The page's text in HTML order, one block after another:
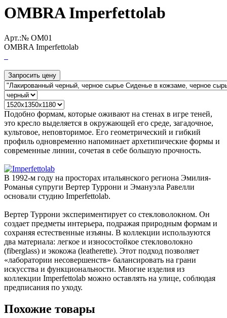
OMBRA Imperfettolab
Арт.:№ OM01
OMBRA Imperfettolab
Запросить цену
Подобно формам, которые оживают на стенах в игре теней,
это кресло выделяется в окружающей его среде, загадочное,
культовое, неповторимое. Его геометрический и гибкий
профиль одновременно напоминает архетипические формы и
современные линии, сочетая в себе большую прочность.
В 1992-м году на просторах итальянского региона Эмилия-
Романья супруги Вертер Туррони и Эмануэла Равелли
основали студию Imperfettolab.
Вертер Туррони экспериментирует со стекловолокном. Он
создает предметы интерьера, подражая природным формам и
сохраняя естественные изъяны. В коллекции используются
два материала: легкое и износостойкое стекловолокно
(fiberglass) и экокожа (leatherette). Этот подход позволяет
«лаборатории несовершенств» балансировать на грани
искусства и функциональности. Многие изделия из
коллекции Imperfettolab можно оставлять на улице, соблюдая
предписания по уходу.
Похожие товары